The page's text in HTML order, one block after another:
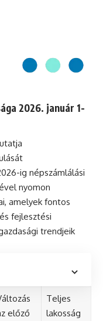
2026. január 1-
ig népszámlálási
nyomon
amelyek fontos
fejlesztési
trendjeik
előző
Teljes
lakosság